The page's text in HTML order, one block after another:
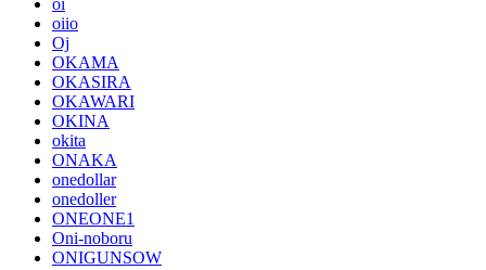
oi
oiio
Oj
OKAMA
OKASIRA
OKAWARI
OKINA
okita
ONAKA
onedollar
onedoller
ONEONE1
Oni-noboru
ONIGUNSOW